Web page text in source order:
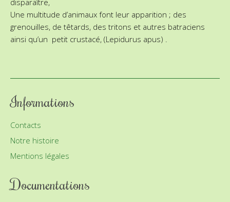
Une multitude d’animaux font leur apparition ; des
grenouilles, de têtards, des tritons et autres batraciens
ainsi qu’un petit crustacé, (Lepidurus apus) .
Informations
Contacts
Notre histoire
Mentions légales
Documentations